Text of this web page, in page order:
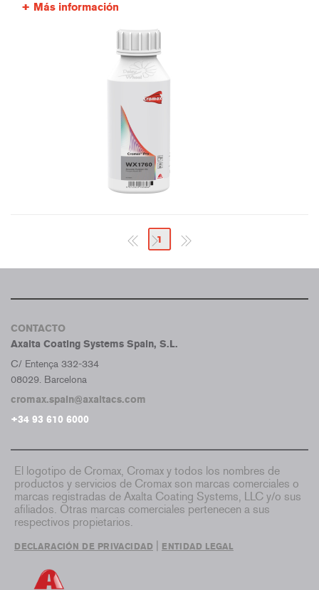
Más información
1
CONTACTO
Axalta Coating Systems Spain, S.L.
C/ Entença 332-334
08029. Barcelona
cromax.spain@axaltacs.com
+34 93 610 6000
El logotipo de Cromax, Cromax y todos los nombres de
productos y servicios de Cromax son marcas comerciales o
marcas registradas de Axalta Coating Systems, LLC y/o sus
afiliados. Otras marcas comerciales pertenecen a sus
respectivos propietarios.
DECLARACIÓN DE PRIVACIDAD ENTIDAD LEGAL